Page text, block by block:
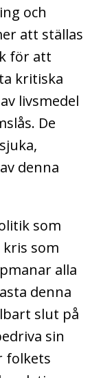
och
att ställas
för att
kritiska
livsmedel
De
denna
som
som
alla
denna
slut på
sin
folkets